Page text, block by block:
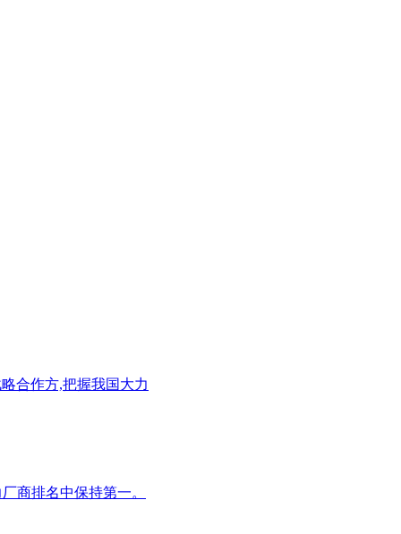
合作方,把握我国大力
商排名中保持第一。